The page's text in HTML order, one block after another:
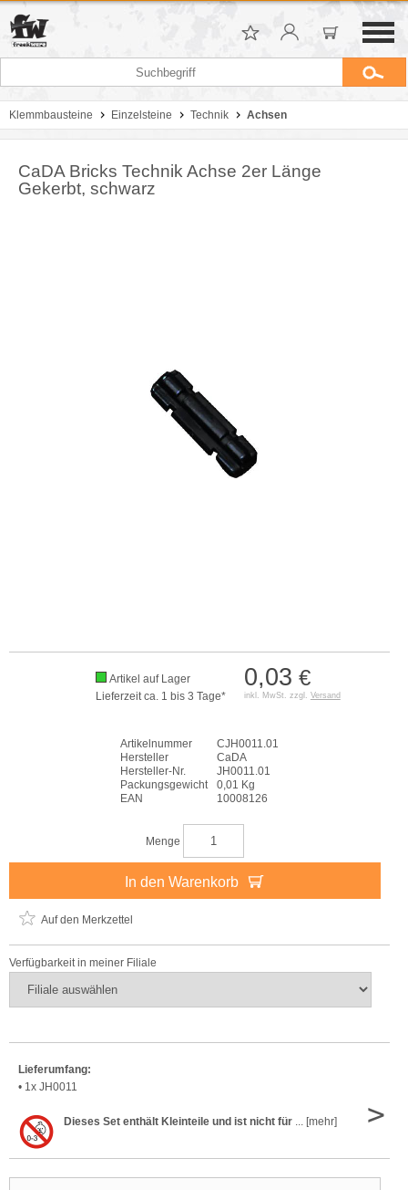
Klemmbausteine Einzelsteine Technik Achsen
CaDA Bricks Technik Achse 2er Länge
Gekerbt, schwarz
0,03 €
inkl. MwSt. zzgl. Versand
Artikel auf Lager
Lieferzeit ca. 1 bis 3 Tage*
Artikelnummer
CJH0011.01
Hersteller
CaDA
Hersteller-Nr.
JH0011.01
Packungsgewicht
0,01 Kg
EAN
10008126
Menge
In den Warenkorb
Auf den Merkzettel
Verfügbarkeit in meiner Filiale
Lieferumfang:
• 1x JH0011
Dieses Set enthält Kleinteile und ist nicht für ... [mehr] >